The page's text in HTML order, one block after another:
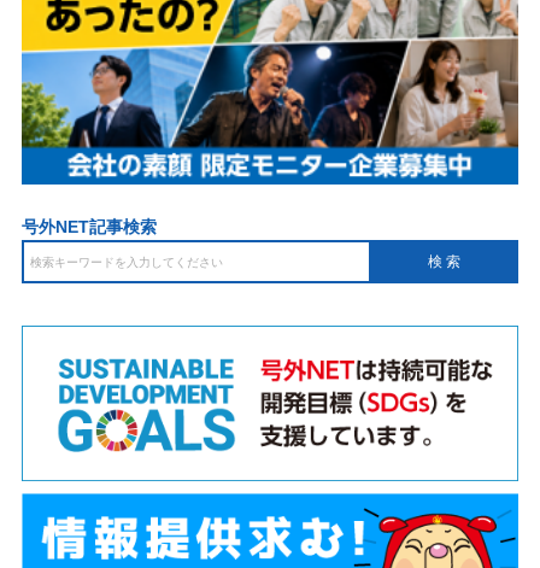
号外NET記事検索